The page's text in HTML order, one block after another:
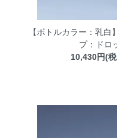
【ボトルカラー：乳
プ：ドロ
10,430円(